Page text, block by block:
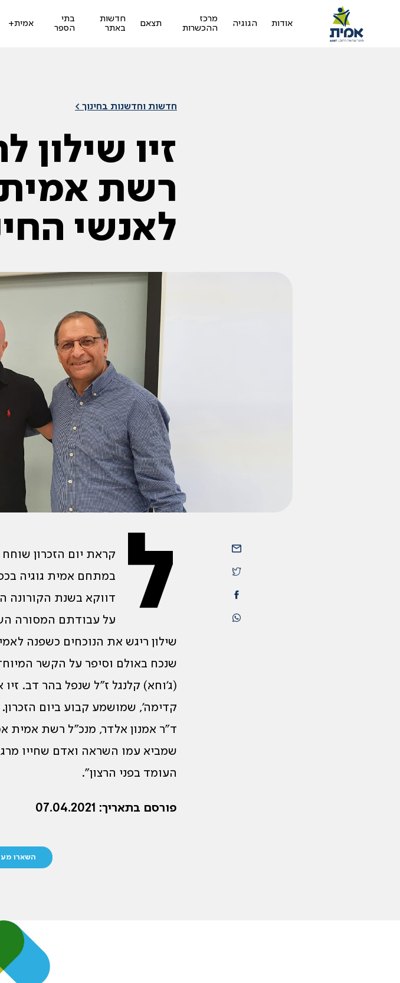
אודות הגוגיה
מרכז
ההכשרות
תצאם
חדשות
באתר
בתי
הספר
אמית+
חדשות וחדשנות בחינוך >
זיו שילון
רשת
לאנשי
ל
קראת יום הזכרון
במתחם אמית גוגיה
דווקא בשנת הקורונה
על עבודתם המסורה
שילון ריגש את הנוכחים כשפנה
שנכח באולם וסיפר על הקשר
(ג’וחא) קלנגל ז”ל שנפל בהר דב.
קדימה’, שמושמע קבוע ביום הזכרון.
ד”ר אמנון אלדר, מנכ”ל רשת אמית
שמביא עמו השראה ואדם שחייו
העומד בפני הרצון”.
פורסם בתאריך: 07.04.2021
השארו